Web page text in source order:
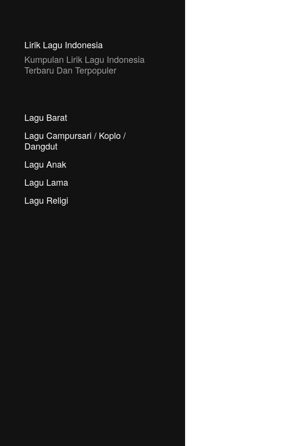
Lirik Lagu Indonesia
Kumpulan Lirik Lagu Indonesia
Terbaru Dan Terpopuler
Lagu Barat
Lagu Campursari / Koplo /
Dangdut
Lagu Anak
Lagu Lama
Lagu Religi